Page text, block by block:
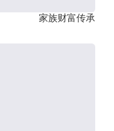
家族财富传承